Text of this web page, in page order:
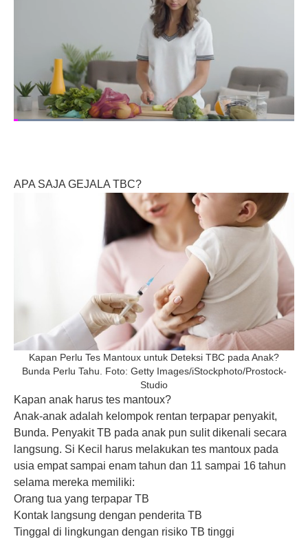
APA SAJA GEJALA TBC?
Kapan Perlu Tes Mantoux untuk Deteksi TBC pada Anak?
Bunda Perlu Tahu. Foto: Getty Images/iStockphoto/Prostock-
Studio
Kapan anak harus tes mantoux?
Anak-anak adalah kelompok rentan terpapar penyakit,
Bunda. Penyakit TB pada anak pun sulit dikenali secara
langsung. Si Kecil harus melakukan tes mantoux pada
usia empat sampai enam tahun dan 11 sampai 16 tahun
selama mereka memiliki:
Orang tua yang terpapar TB
Kontak langsung dengan penderita TB
Tinggal di lingkungan dengan risiko TB tinggi